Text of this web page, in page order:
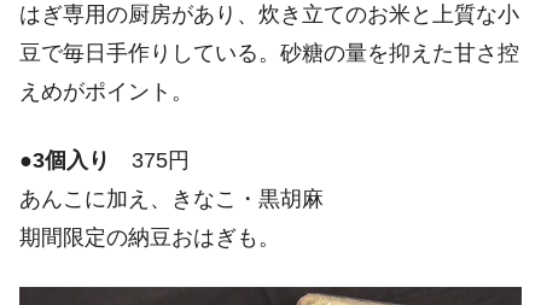
はぎ専用の厨房があり、炊き立てのお米と上質な小
豆で毎日手作りしている。砂糖の量を抑えた甘さ控
えめがポイント。
●3個入り
375円
あんこに加え、きなこ・黒胡麻
期間限定の納豆おはぎも。